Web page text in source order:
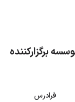
برگزارکننده
فرادرس